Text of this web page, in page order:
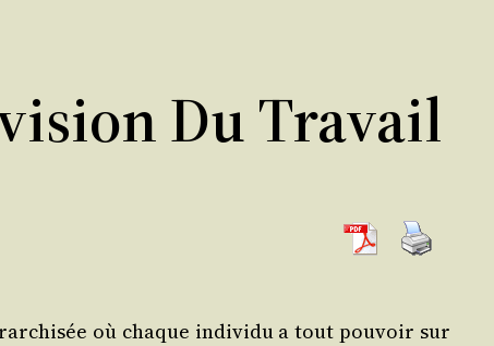
Du Travail
où chaque indi­vi­du a tout pou­voir sur